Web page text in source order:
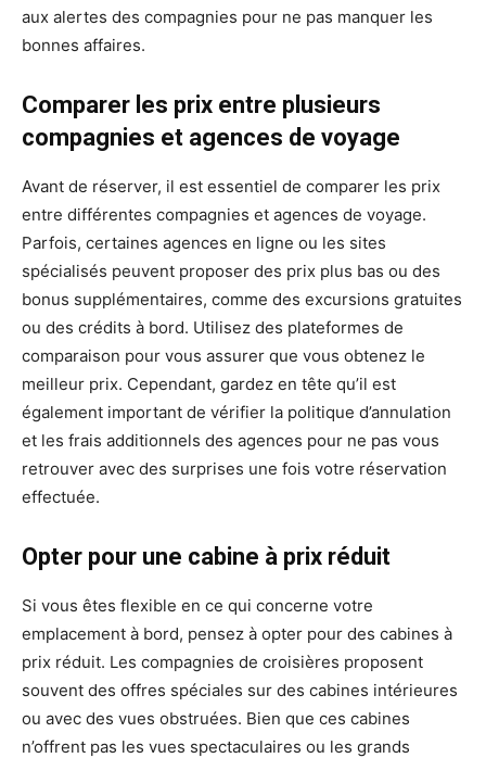
aux alertes des compagnies pour ne pas manquer les
bonnes affaires.
Comparer les prix entre plusieurs
compagnies et agences de voyage
Avant de réserver, il est essentiel de comparer les prix
entre différentes compagnies et agences de voyage.
Parfois, certaines agences en ligne ou les sites
spécialisés peuvent proposer des prix plus bas ou des
bonus supplémentaires, comme des excursions gratuites
ou des crédits à bord. Utilisez des plateformes de
comparaison pour vous assurer que vous obtenez le
meilleur prix. Cependant, gardez en tête qu’il est
également important de vérifier la politique d’annulation
et les frais additionnels des agences pour ne pas vous
retrouver avec des surprises une fois votre réservation
effectuée.
Opter pour une cabine à prix réduit
Si vous êtes flexible en ce qui concerne votre
emplacement à bord, pensez à opter pour des cabines à
prix réduit. Les compagnies de croisières proposent
souvent des offres spéciales sur des cabines intérieures
ou avec des vues obstruées. Bien que ces cabines
n’offrent pas les vues spectaculaires ou les grands